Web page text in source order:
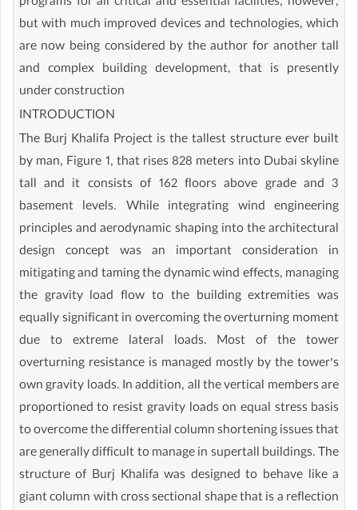
but with much improved devices and technologies, which
are now being considered by the author for another tall
and complex building development, that is presently
under construction
INTRODUCTION
The Burj Khalifa Project is the tallest structure ever built
by man, Figure 1, that rises 828 meters into Dubai skyline
tall and it consists of 162 floors above grade and 3
basement levels. While integrating wind engineering
principles and aerodynamic shaping into the architectural
design concept was an important consideration in
mitigating and taming the dynamic wind effects, managing
the gravity load flow to the building extremities was
equally significant in overcoming the overturning moment
due to extreme lateral loads. Most of the tower
overturning resistance is managed mostly by the tower’s
own gravity loads. In addition, all the vertical members are
proportioned to resist gravity loads on equal stress basis
to overcome the differential column shortening issues that
are generally difficult to manage in supertall buildings. The
structure of Burj Khalifa was designed to behave like a
giant column with cross sectional shape that is a reflection